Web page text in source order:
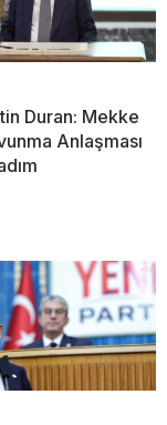
Duran: Mekke
Anlaşması